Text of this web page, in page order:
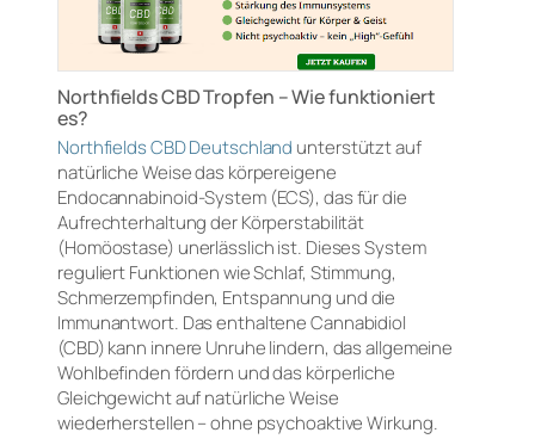
Northfields CBD Tropfen – Wie funktioniert
es?
Northfields CBD Deutschland unterstützt auf
natürliche Weise das körpereigene
Endocannabinoid-System (ECS), das für die
Aufrechterhaltung der Körperstabilität
(Homöostase) unerlässlich ist. Dieses System
reguliert Funktionen wie Schlaf, Stimmung,
Schmerzempfinden, Entspannung und die
Immunantwort. Das enthaltene Cannabidiol
(CBD) kann innere Unruhe lindern, das allgemeine
Wohlbefinden fördern und das körperliche
Gleichgewicht auf natürliche Weise
wiederherstellen – ohne psychoaktive Wirkung.